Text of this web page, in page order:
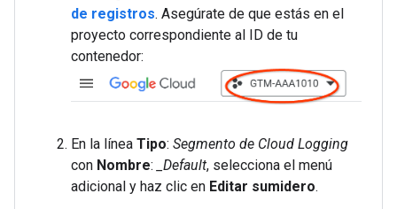
de registros. Asegúrate de que estás en el
proyecto correspondiente al ID de tu
contenedor:
En la línea Tipo: Segmento de Cloud Logging
con Nombre: _Default, selecciona el menú
adicional y haz clic en Editar sumidero.